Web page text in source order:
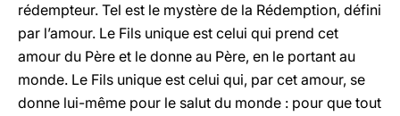
rédempteur. Tel est le mystère de la Rédemption, défini
par l’amour. Le Fils unique est celui qui prend cet
amour du Père et le donne au Père, en le portant au
monde. Le Fils unique est celui qui, par cet amour, se
donne lui-même pour le salut du monde : pour que tout